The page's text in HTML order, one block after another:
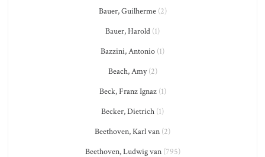
Bauer, Guilherme(2)
Bauer, Harold (1)
Bazzini, Antonio (1)
Beach, Amy(2)
Beck, Franz Ignaz(1)
Becker, Dietrich (1)
Beethoven, Karl van (2)
Beethoven, Ludwig van(795)